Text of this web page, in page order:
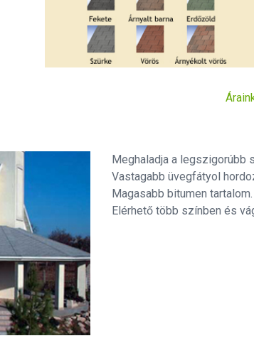
Meghaladja a legszigorúbb
Vastagabb üvegfátyol
Magasabb bitumen tartalom.
Elérhető több színben és